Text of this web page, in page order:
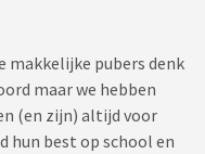
makkelijke pubers denk
maar we hebben
(en zijn) altijd voor
hun best op school en